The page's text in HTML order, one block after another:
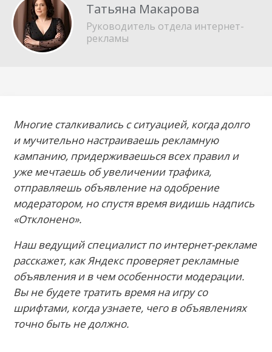
Татьяна Макарова
Руководитель отдела интернет-
рекламы
Многие сталкивались с ситуацией, когда долго
и мучительно настраиваешь рекламную
кампанию, придерживаешься всех правил и
уже мечтаешь об увеличении трафика,
отправляешь объявление на одобрение
модератором, но спустя время видишь надпись
«Отклонено».
Наш ведущий специалист по интернет-рекламе
расскажет, как Яндекс проверяет рекламные
объявления и в чем особенности модерации.
Вы не будете тратить время на игру со
шрифтами, когда узнаете, чего в объявлениях
точно быть не должно.